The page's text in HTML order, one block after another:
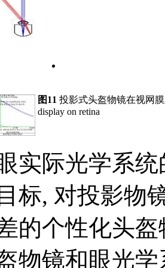
图11 投影式头盔物镜在视网
display on retina
实际光学系
标, 对投影物
的个性化头
物镜和眼光